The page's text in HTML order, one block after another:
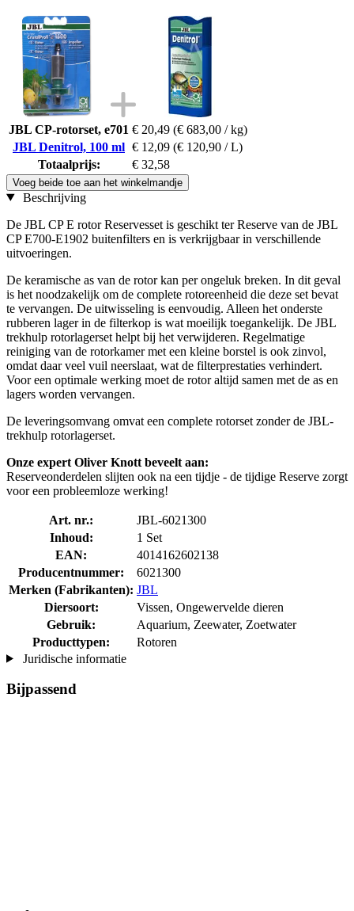
JBL CP-rotorset, e701 € 20,49 (€ 683,00 / kg)
JBL Denitrol, 100 ml € 12,09 (€ 120,90 / L)
Totaalprijs:
€ 32,58
Voeg beide toe aan het winkelmandje
Beschrijving
De JBL CP E rotor Reservesset is geschikt ter Reserve van de JBL
CP E700-E1902 buitenfilters en is verkrijgbaar in verschillende
uitvoeringen.
De keramische as van de rotor kan per ongeluk breken. In dit geval
is het noodzakelijk om de complete rotoreenheid die deze set bevat
te vervangen. De uitwisseling is eenvoudig. Alleen het onderste
rubberen lager in de filterkop is wat moeilijk toegankelijk. De JBL
trekhulp rotorlagerset helpt bij het verwijderen. Regelmatige
reiniging van de rotorkamer met een kleine borstel is ook zinvol,
omdat daar veel vuil neerslaat, wat de filterprestaties verhindert.
Voor een optimale werking moet de rotor altijd samen met de as en
lagers worden vervangen.
De leveringsomvang omvat een complete rotorset zonder de JBL-
trekhulp rotorlagerset.
Onze expert Oliver Knott beveelt aan:
Reserveonderdelen slijten ook na een tijdje - de tijdige Reserve zorgt
voor een probleemloze werking!
Art. nr.:
JBL-6021300
Inhoud:
1 Set
EAN:
4014162602138
Producentnummer:
6021300
Merken (Fabrikanten): JBL
Diersoort:
Vissen, Ongewervelde dieren
Gebruik:
Aquarium, Zeewater, Zoetwater
Producttypen:
Rotoren
Juridische informatie
Bijpassend